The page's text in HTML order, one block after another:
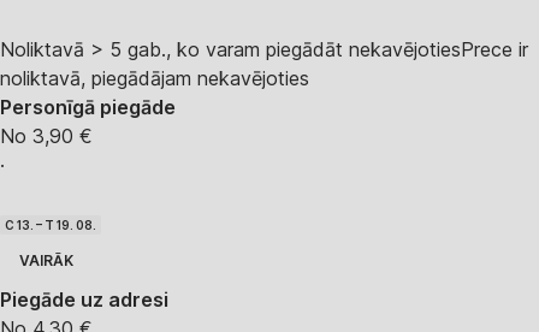
Noliktavā > 5 gab., ko varam piegādāt nekavējotiesPrece ir
noliktavā, piegādājam nekavējoties
Personīgā piegāde
No 3,90 €
·
C 13. – T 19. 08.
VAIRĀK
Piegāde uz adresi